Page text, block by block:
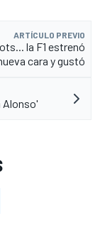
ARTÍCULO PREVIO
la F1 estrenó
cara y gustó
Alonso'